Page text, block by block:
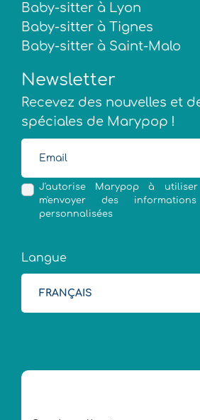
Baby-sitter à Lyon
Baby-sitter à Tignes
Baby-sitter à Saint-Malo
Newsletter
Recevez des nouvelles et
spéciales de Marypop !
J'autorise Marypop à
m'envoyer des
personnalisées
Langue
FRANÇAIS